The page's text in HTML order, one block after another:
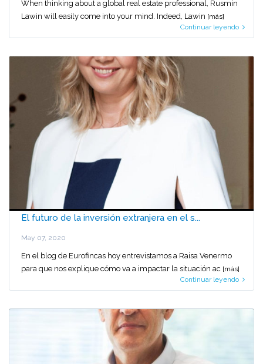
When thinking about a global real estate professional, Rusmin
Lawin will easily come into your mind. Indeed, Lawin [más]
Continuar leyendo
El futuro de la inversión extranjera en el s...
May 07, 2020
En el blog de Eurofincas hoy entrevistamos a Raisa Venermo
para que nos explique cómo va a impactar la situación ac [más]
Continuar leyendo